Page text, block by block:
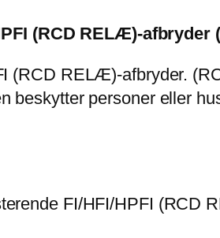
(RCD RELÆ)-afbryder
(RCD RELÆ)-afbryder.
personer eller
FI/HFI/HPFI (RCD